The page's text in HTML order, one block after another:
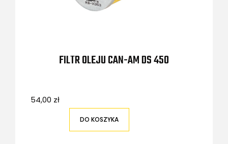
FILTR OLEJU CAN-AM DS 450
54,00 zł
DO KOSZYKA